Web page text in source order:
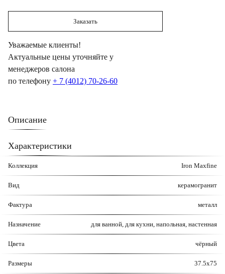
Заказать
Уважаемые клиенты!
Актуальные цены уточняйте у
менеджеров салона
по телефону + 7 (4012) 70-26-60
Описание
Характеристики
Коллекция Iron Maxfine
Вид керамогранит
Фактура металл
Назначение для ванной, для кухни, напольная, настенная
Цвета чёрный
Размеры 37.5x75